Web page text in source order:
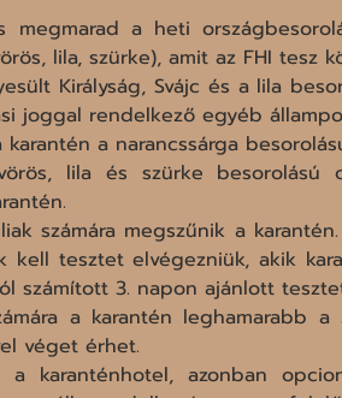
megmarad a heti
lila, szürke), amit az FHI tesz
Királyság, Svájc és a lila
joggal rendelkező egyéb
karantén a narancssárga
lila és szürke besorolású
számára megszűnik a
kell tesztet elvégezniük, akik
számított 3. napon ajánlott
a karantén leghamarabb
véget érhet.
karanténhotel, azonban